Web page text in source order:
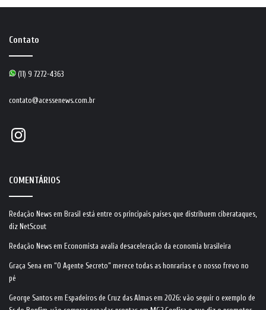
Contato
(11) 9 7272-4363
contato@acessenews.com.br
Instagram
COMENTÁRIOS
Redação News em Brasil está entre os principais países que distribuem ciberataques,
diz NetScout
Redação News em Economista avalia desaceleração da economia brasileira
Graça Sena em “O Agente Secreto” merece todas as honrarias e o nosso frevo no
pé
George Santos em Espadeiros de Cruz das Almas em 2026: vão seguir o exemplo de